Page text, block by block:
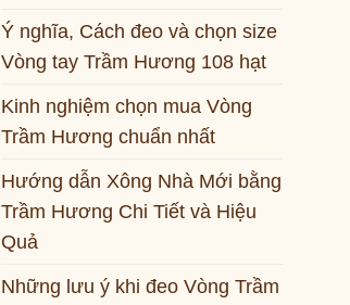
Ý nghĩa, Cách đeo và chọn size
Vòng tay Trầm Hương 108 hạt
Kinh nghiệm chọn mua Vòng
Trầm Hương chuẩn nhất
Hướng dẫn Xông Nhà Mới bằng
Trầm Hương Chi Tiết và Hiệu
Quả
Những lưu ý khi đeo Vòng Trầm